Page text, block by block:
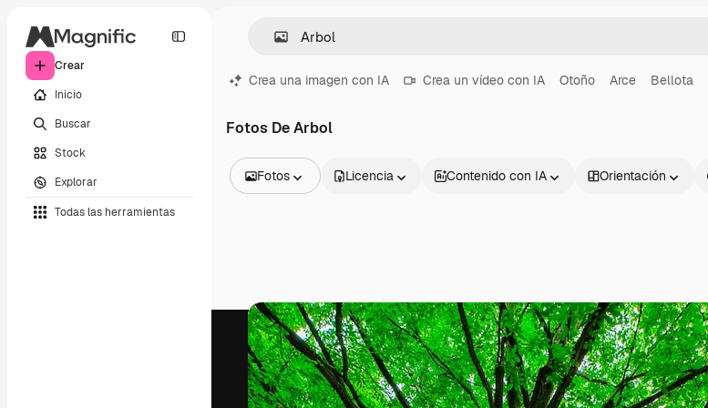
Crear
Inicio
Buscar
Stock
Explorar
Todas las herramientas
Crea una imagen con IA Crea un vídeo con IA Otoño Arce Bellota
Fotos De Arbol
Fotos
Vídeos
Clips de vídeo
Motion graphics
Plantillas de vídeos
Iconos
Modelos 3D
Fuentes
Licencia Contenido con IA Orientación
Productos